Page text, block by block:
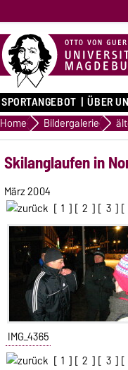
SPORTANGEBOT ÜBER
Home Bildergalerie
Skilanglaufen in
März 2004
[ 1 ] [ 2 ] [ 3 ] [
IMG_4365
[ 1 ] [ 2 ] [ 3 ] [